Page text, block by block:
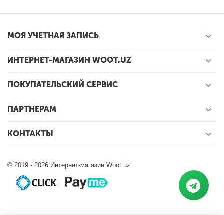
МОЯ УЧЕТНАЯ ЗАПИСЬ
ИНТЕРНЕТ-МАГАЗИН WOOT.UZ
ПОКУПАТЕЛЬСКИЙ СЕРВИС
ПАРТНЕРАМ
КОНТАКТЫ
© 2019 - 2026 Интернет-магазин Woot.uz.